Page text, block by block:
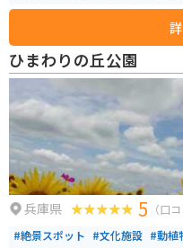
め、地元産の加工品などが販売さ
材を使用した料理を楽しむことができます。 また、併設
ま田園空間博物館」では、地域の
特に、手作り体験工房では、そば
することができます。 バイクで訪れる場合、道の駅には広々とした駐車場が
完備されているので安心です。周
り、ツーリングの休憩スポットと
せば、日本へそ公園や播州織工房
北はりまエコミュージアムは、地
ブやツーリングの途中に、ぜひ立
ひまわりの丘公園
兵庫県 5 （口
#絶景スポット #文化施設 #動植